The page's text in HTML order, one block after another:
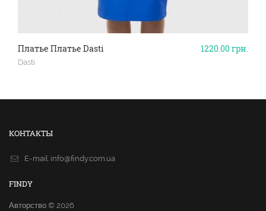
1220.00грн.
Платье Платье Dasti
Dasti
КОНТАКТЫ
E-mail. info@findy.com.ua
FINDY
Авторство © 2026